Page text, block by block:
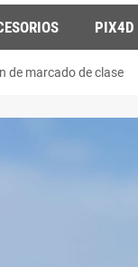
PIX4D
de marcado de clase